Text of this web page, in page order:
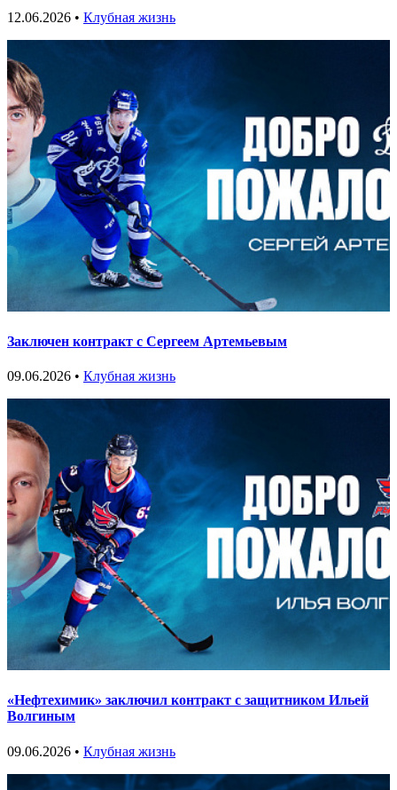
12.06.2026 • Клубная жизнь
Заключен контракт с Сергеем Артемьевым
09.06.2026 • Клубная жизнь
«Нефтехимик» заключил контракт с защитником Ильей
Волгиным
09.06.2026 • Клубная жизнь